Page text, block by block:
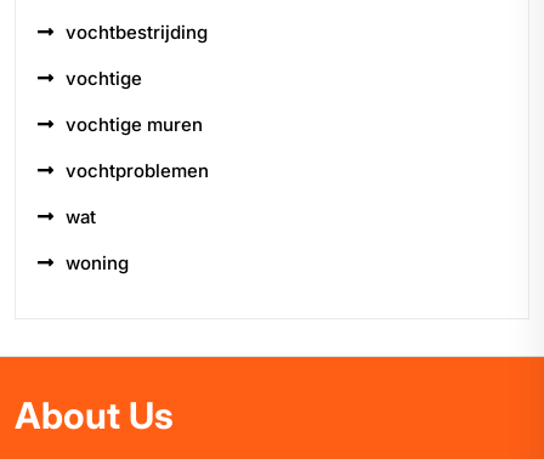
vochtbestrijding
vochtige
vochtige muren
vochtproblemen
wat
woning
About Us